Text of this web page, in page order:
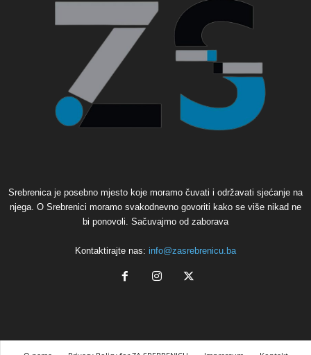
Srebrenica je posebno mjesto koje moramo čuvati i održavati sjećanje na
njega. O Srebrenici moramo svakodnevno govoriti kako se više nikad ne
bi ponovoli. Sačuvajmo od zaborava
Kontaktirajte nas: info@zasrebrenicu.ba